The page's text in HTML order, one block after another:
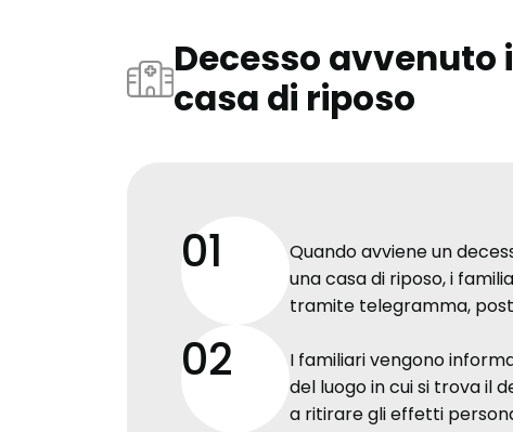
Decesso avvenuto
casa di riposo
01
Quando avviene un
una casa di riposo, i
tramite telegramma,
02
I familiari vengono
del luogo in cui si trova il
a ritirare gli effetti